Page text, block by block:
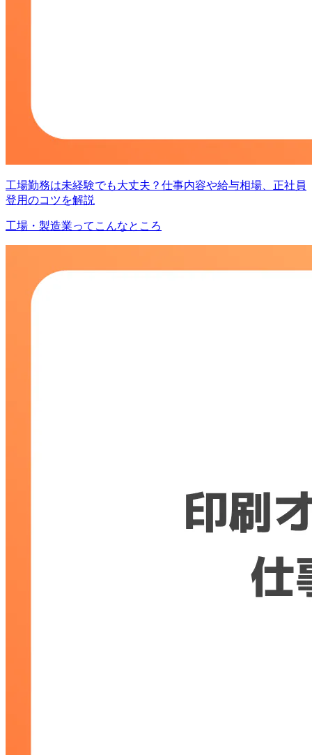
工場勤務は未経験でも大丈夫？仕事内容や給与相場、正社員
登用のコツを解説
工場・製造業ってこんなところ